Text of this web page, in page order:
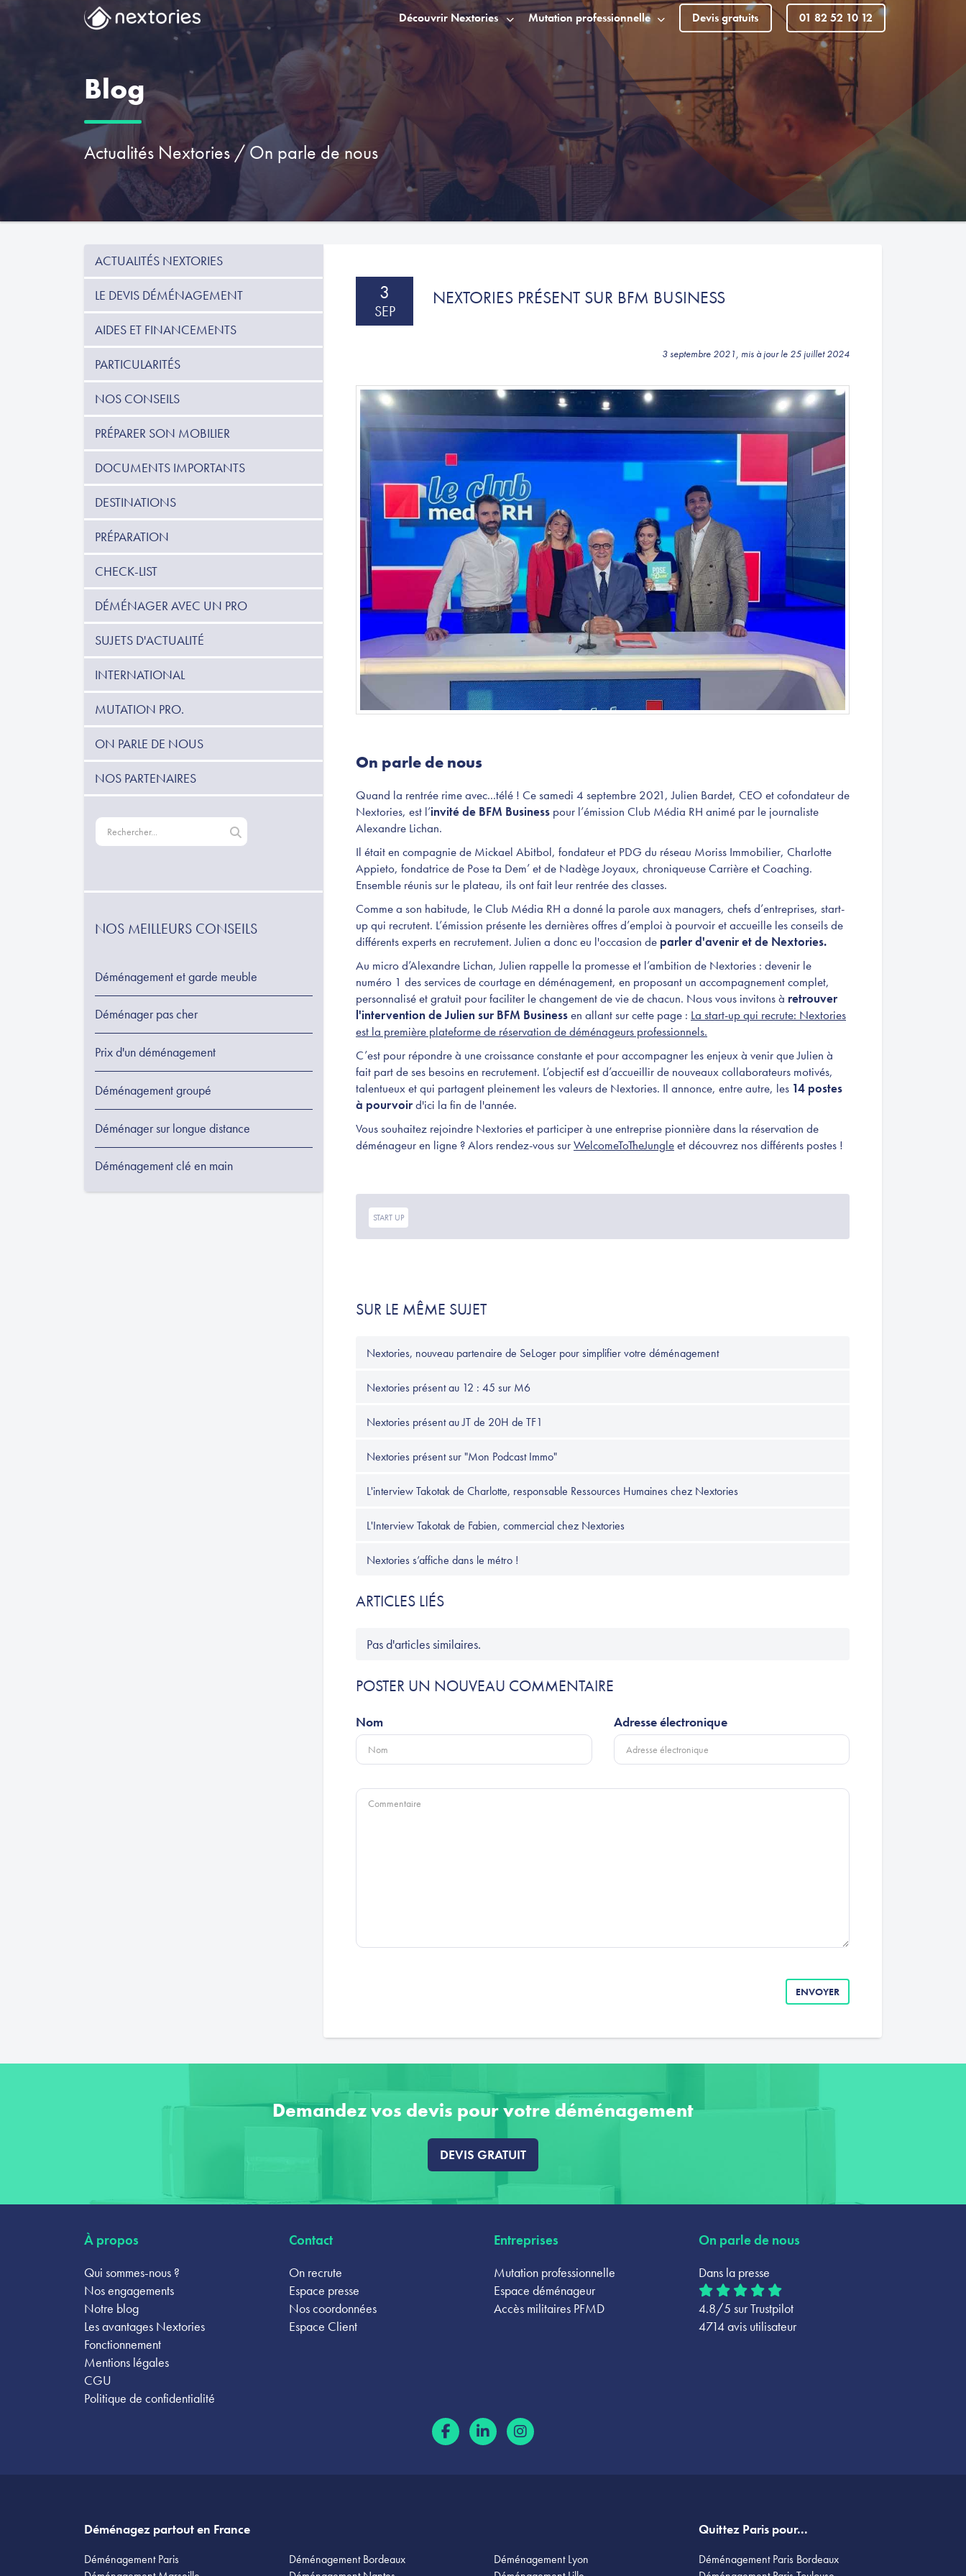
Découvrir Nextories Mutation professionnelle Devis gratuits 01 82 52 10 12
Blog
Actualités Nextories/On parle de nous
ACTUALITÉS NEXTORIES
LE DEVIS DÉMÉNAGEMENT
AIDES ET FINANCEMENTS
PARTICULARITÉS
NOS CONSEILS
PRÉPARER SON MOBILIER
DOCUMENTS IMPORTANTS
DESTINATIONS
PRÉPARATION
CHECK-LIST
DÉMÉNAGER AVEC UN PRO
SUJETS D'ACTUALITÉ
INTERNATIONAL
MUTATION PRO.
ON PARLE DE NOUS
NOS PARTENAIRES
NOS MEILLEURS CONSEILS
Déménagement et garde meuble
Déménager pas cher
Prix d'un déménagement
Déménagement groupé
Déménager sur longue distance
Déménagement clé en main
3
SEP
NEXTORIES PRÉSENT SUR BFM BUSINESS
3 septembre 2021, mis à jour le 25 juillet 2024
On parle de nous
Quand la rentrée rime avec...télé ! Ce samedi 4 septembre 2021, Julien Bardet, CEO et cofondateur de
Nextories, est l’invité de BFM Business pour l’émission Club Média RH animé par le journaliste
Alexandre Lichan.
Il était en compagnie de Mickael Abitbol, fondateur et PDG du réseau Moriss Immobilier, Charlotte
Appieto, fondatrice de Pose ta Dem’ et de Nadège Joyaux, chroniqueuse Carrière et Coaching.
Ensemble réunis sur le plateau, ils ont fait leur rentrée des classes.
Comme a son habitude, le Club Média RH a donné la parole aux managers, chefs d’entreprises, start-
up qui recrutent. L’émission présente les dernières offres d’emploi à pourvoir et accueille les conseils de
différents experts en recrutement. Julien a donc eu l'occasion de parler d'avenir et de Nextories.
Au micro d’Alexandre Lichan, Julien rappelle la promesse et l’ambition de Nextories : devenir le
numéro 1 des services de courtage en déménagement, en proposant un accompagnement complet,
personnalisé et gratuit pour faciliter le changement de vie de chacun. Nous vous invitons à retrouver
l'intervention de Julien sur BFM Businessen allant sur cette page : La start-up qui recrute: Nextories
est la première plateforme de réservation de déménageurs professionnels.
C’est pour répondre à une croissance constante et pour accompagner les enjeux à venir que Julien à
fait part de ses besoins en recrutement. L’objectif est d’accueillir de nouveaux collaborateurs motivés,
talentueux et qui partagent pleinement les valeurs de Nextories. Il annonce, entre autre, les 14 postes
à pourvoird'ici la fin de l'année.
Vous souhaitez rejoindre Nextories et participer à une entreprise pionnière dans la réservation de
déménageur en ligne ? Alors rendez-vous surWelcomeToTheJungleet découvrez nos différents postes !
START UP
SUR LE MÊME SUJET
Nextories, nouveau partenaire de SeLoger pour simplifier votre déménagement
Nextories présent au 12 : 45 sur M6
Nextories présent au JT de 20H de TF1
Nextories présent sur "Mon Podcast Immo"
L'interview Takotak de Charlotte, responsable Ressources Humaines chez Nextories
L'Interview Takotak de Fabien, commercial chez Nextories
Nextories s’affiche dans le métro !
ARTICLES LIÉS
Pas d'articles similaires.
POSTER UN NOUVEAU COMMENTAIRE
Nom Adresse électronique
Commentaire
ENVOYER
Demandez vos devis pour votre déménagement
DEVIS GRATUIT
À propos
Qui sommes-nous ?
Nos engagements
Notre blog
Les avantages Nextories
Fonctionnement
Mentions légales
CGU
Politique de confidentialité
Contact
On recrute
Espace presse
Nos coordonnées
Espace Client
Entreprises
Mutation professionnelle
Espace déménageur
Accès militaires PFMD
On parle de nous
Dans la presse
4.8/5 sur Trustpilot
4714 avis utilisateur
Déménagez partout en France
Déménagement Paris Déménagement Bordeaux
Déménagement Lyon
Quittez Paris pour...
Déménagement Paris Bordeaux